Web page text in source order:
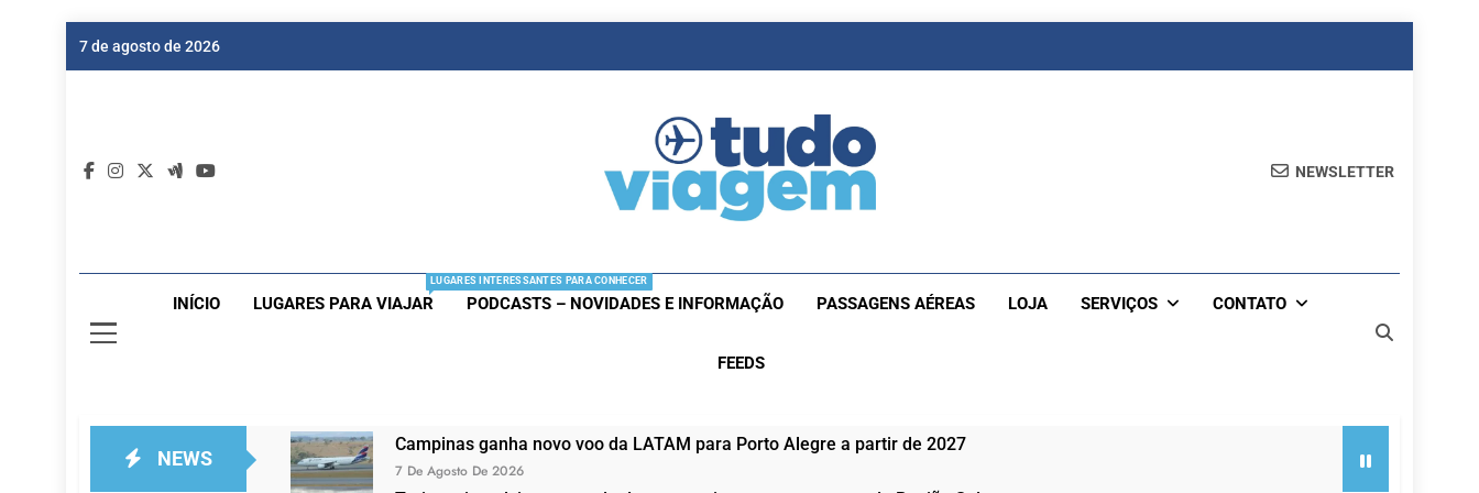
7 de agosto de 2026
NEWSLETTER
INÍCIO LUGARES PARA VIAJAR
LUGARES INTERESSANTES PARA CONHECER
PODCASTS – NOVIDADES E INFORMAÇÃO PASSAGENS AÉREAS LOJA SERVIÇOS CONTATO
FEEDS
NEWS
Campinas ganha novo voo da LATAM para Porto Alegre a partir de 2027
7 De Agosto De 2026